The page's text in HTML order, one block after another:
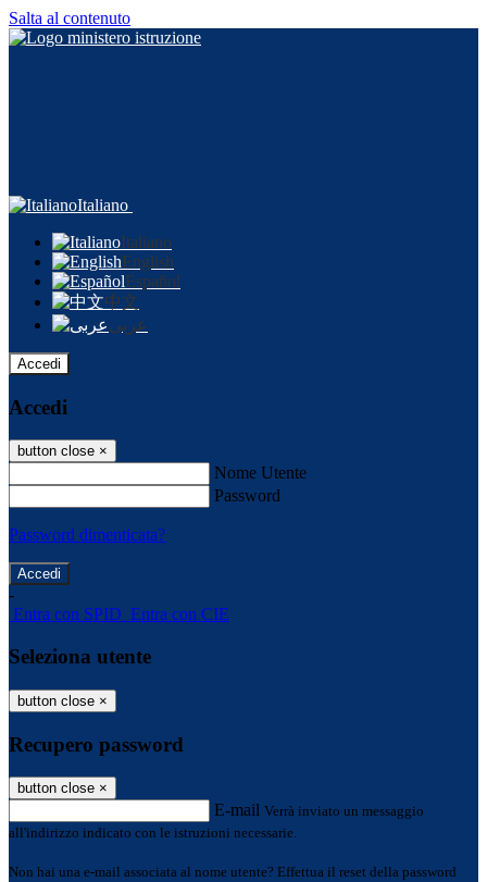
Salta al contenuto
Italiano
Italiano
English
Español
中文
عربى
Accedi
Accedi
button close ×
Nome Utente
Password
Password dimenticata?
-
Entra con SPID Entra con CIE
Seleziona utente
button close ×
Recupero password
button close ×
E-mail Verrà inviato un messaggio
all'indirizzo indicato con le istruzioni necessarie.
Non hai una e-mail associata al nome utente? Effettua il reset della password